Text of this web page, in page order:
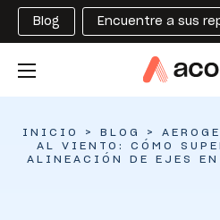
Blog Encuentre a sus
INICIO > BLOG >
AL VIENTO: CÓMO
ALINEACIÓN DE EJES EN